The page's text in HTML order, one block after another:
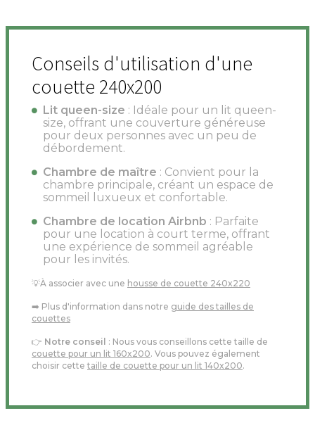
Conseils d'utilisation d'une
couette 240x200
Lit queen-size : Idéale pour un lit queen-
size, offrant une couverture généreuse
pour deux personnes avec un peu de
débordement.
Chambre de maître : Convient pour la
chambre principale, créant un espace de
sommeil luxueux et confortable.
Chambre de location Airbnb : Parfaite
pour une location à court terme, offrant
une expérience de sommeil agréable
pour les invités.
💡À associer avec une housse de couette 240x220
➡️ Plus d'information dans notre guide des tailles de
couettes
👉 Notre conseil : Nous vous conseillons cette taille de
couette pour un lit 160x200. Vous pouvez également
choisir cettetaille de couette pour un lit 140x200.